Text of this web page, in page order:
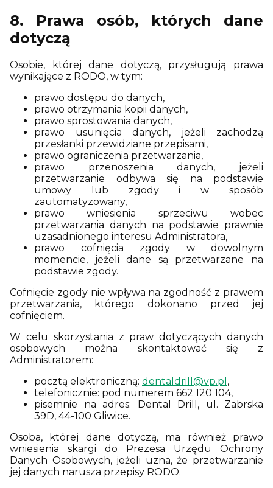
8. Prawa osób, których dane
dotyczą
Osobie, której dane dotyczą, przysługują prawa
wynikające z RODO, w tym:
prawo dostępu do danych,
prawo otrzymania kopii danych,
prawo sprostowania danych,
prawo usunięcia danych, jeżeli zachodzą
przesłanki przewidziane przepisami,
prawo ograniczenia przetwarzania,
prawo przenoszenia danych, jeżeli
przetwarzanie odbywa się na podstawie
umowy lub zgody i w sposób
zautomatyzowany,
prawo wniesienia sprzeciwu wobec
przetwarzania danych na podstawie prawnie
uzasadnionego interesu Administratora,
prawo cofnięcia zgody w dowolnym
momencie, jeżeli dane są przetwarzane na
podstawie zgody.
Cofnięcie zgody nie wpływa na zgodność z prawem
przetwarzania, którego dokonano przed jej
cofnięciem.
W celu skorzystania z praw dotyczących danych
osobowych można skontaktować się z
Administratorem:
pocztą elektroniczną: dentaldrill@vp.pl ,
telefonicznie: pod numerem 662 120 104,
pisemnie na adres: Dental Drill, ul. Zabrska
39D, 44-100 Gliwice.
Osoba, której dane dotyczą, ma również prawo
wniesienia skargi do Prezesa Urzędu Ochrony
Danych Osobowych, jeżeli uzna, że przetwarzanie
jej danych narusza przepisy RODO.